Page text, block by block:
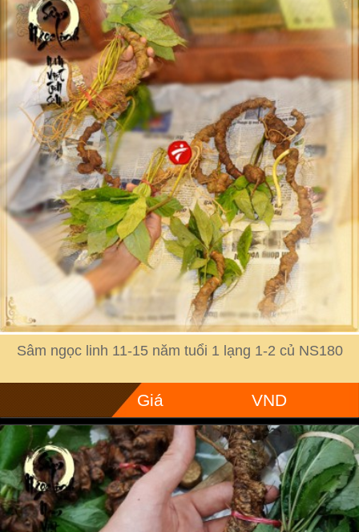
Sâm ngọc linh 11-15 năm tuổi 1 lạng 1-2 củ NS180
Giá VND